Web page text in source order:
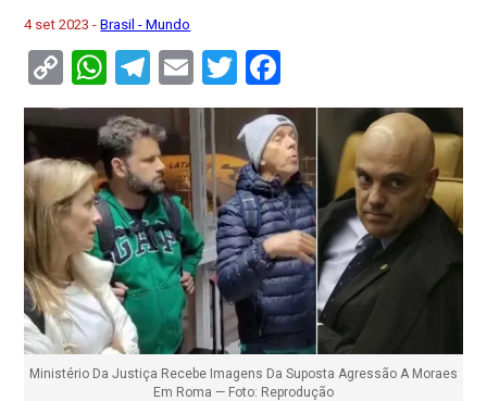
4 set 2023 -Brasil - Mundo
Copy
Link
WhatsApp
Telegram
EmailTwitter
Ministério Da Justiça Recebe Imagens Da Suposta Agressão A Moraes
Em Roma — Foto: Reprodução